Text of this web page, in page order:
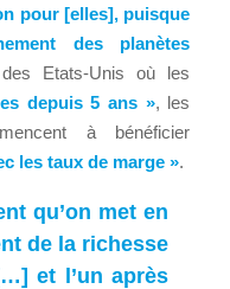
pour [elles], puisque
des planètes
Etats-Unis où les
depuis 5 ans », les
à bénéficier
les taux de marge ».
qu’on met en
de la richesse
et l’un après